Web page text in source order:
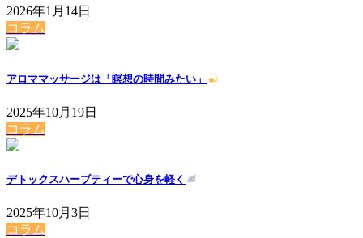
2026年1月14日
コラム
アロママッサージは「瞑想の時間みたい」
2025年10月19日
コラム
デトックスハーブティーで心身を軽く
2025年10月3日
コラム